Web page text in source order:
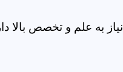
علم و تخصص بالا